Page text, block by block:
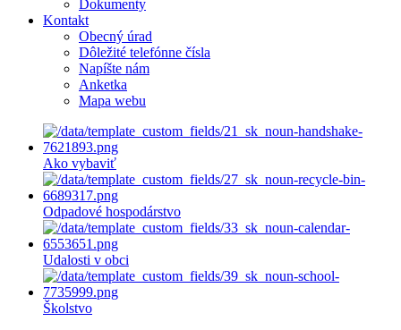
Dokumenty
Kontakt
Obecný úrad
Dôležité telefónne čísla
Napíšte nám
Anketka
Mapa webu
Ako vybaviť
Odpadové hospodárstvo
Udalosti v obci
Školstvo